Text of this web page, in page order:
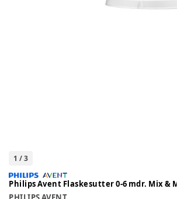
1 /3
Philips Avent Flaskesutter 0-6 mdr. Mix &